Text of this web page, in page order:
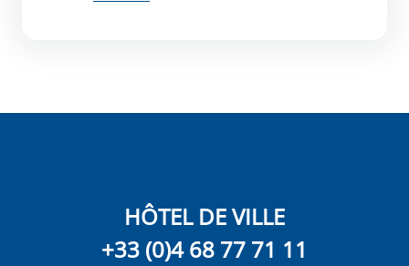
HÔTEL DE VILLE
+33 (0)4 68 77 71 11